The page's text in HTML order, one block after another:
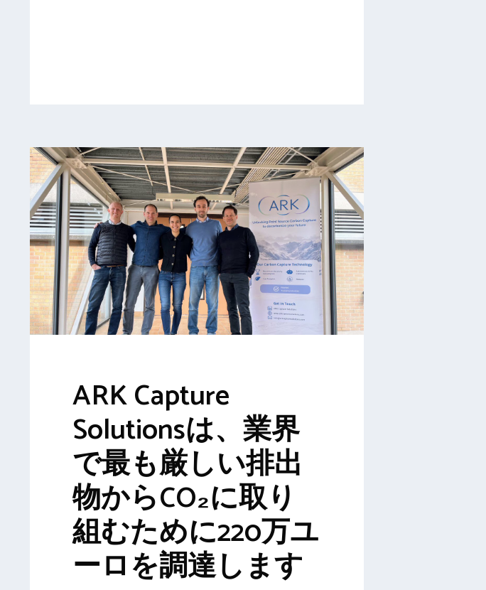
ARK Capture
Solutionsは、業界
で最も厳しい排出
物からCO₂に取り
組むために220万ユ
ーロを調達します